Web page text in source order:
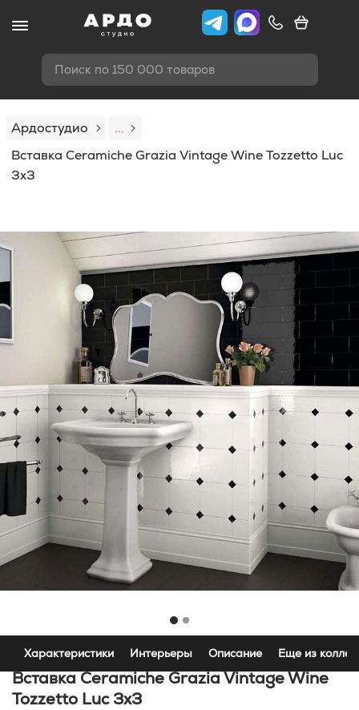
Поиск по 150 000 товаров
Ардостудио
...
Вставка Ceramiche Grazia Vintage Wine Tozzetto Luc
3x3
Характеристики Интерьеры Описание Еще из
Вставка Ceramiche Grazia Vintage Wine
Tozzetto Luc 3x3